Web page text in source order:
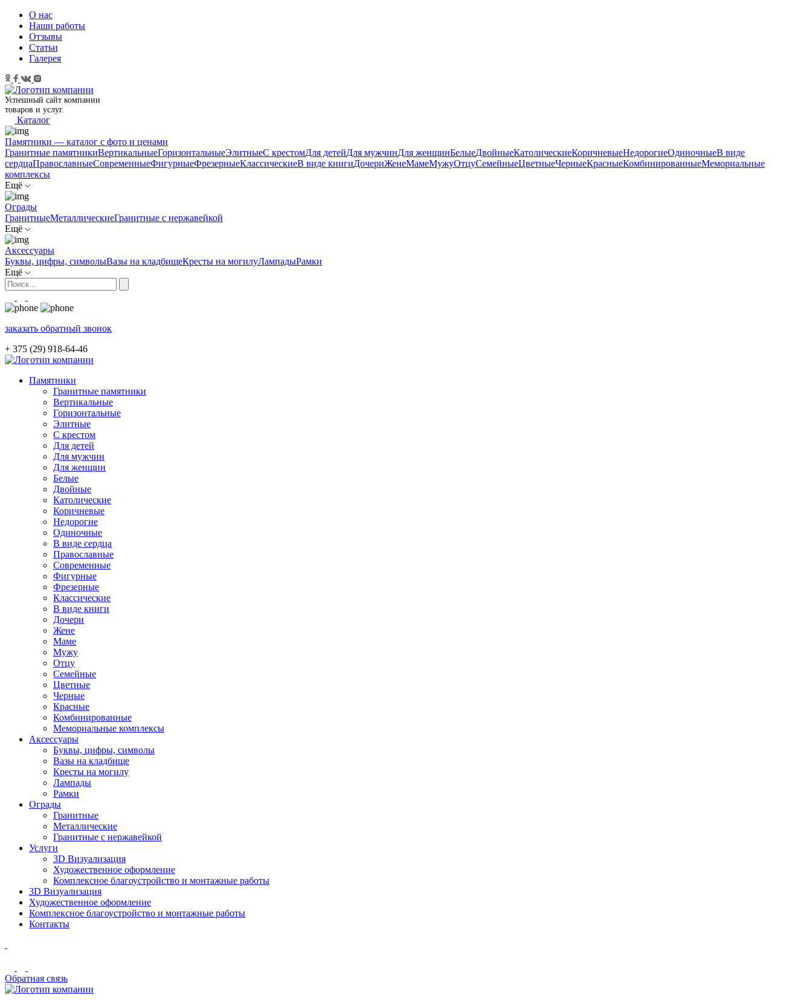
О нас
Наши работы
Отзывы
Статьи
Галерея
Успешный сайт компании
товаров и услуг.
Каталог
Памятники — каталог с фото и ценами
Гранитные памятникиВертикальныеГоризонтальныеЭлитныеС крестомДля детейДля мужчинДля женщинБелыеДвойныеКатолическиеКоричневыеНедорогиеОдиночныеВ виде
сердцаПравославныеСовременныеФигурныеФрезерныеКлассическиеВ виде книгиДочериЖенеМамеМужуОтцуСемейныеЦветныеЧерныеКрасныеКомбинированныеМемориальные
комплексы
Ещё
Ограды
ГранитныеМеталлическиеГранитные c нержавейкой
Ещё
Аксессуары
Буквы, цифры, символыВазы на кладбищеКресты на могилуЛампадыРамки
Ещё
заказать обратный звонок
+ 375 (29) 918-64-46
Памятники
Гранитные памятники
Вертикальные
Горизонтальные
Элитные
С крестом
Для детей
Для мужчин
Для женщин
Белые
Двойные
Католические
Коричневые
Недорогие
Одиночные
В виде сердца
Православные
Современные
Фигурные
Фрезерные
Классические
В виде книги
Дочери
Жене
Маме
Мужу
Отцу
Семейные
Цветные
Черные
Красные
Комбинированные
Мемориальные комплексы
Аксессуары
Буквы, цифры, символы
Вазы на кладбище
Кресты на могилу
Лампады
Рамки
Ограды
Гранитные
Металлические
Гранитные c нержавейкой
Услуги
3D Визуализация
Художественное оформление
Комплексное благоустройство и монтажные работы
3D Визуализация
Художественное оформление
Комплексное благоустройство и монтажные работы
Контакты
Обратная связь